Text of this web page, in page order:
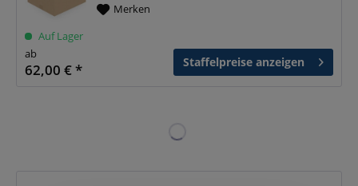
Merken
Auf Lager
ab
62,00 € * Staffelpreise anzeigen